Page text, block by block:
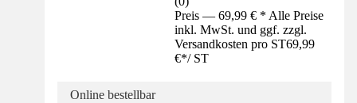
Preis — 69,99 € * Alle Preise
inkl. MwSt. und ggf. zzgl.
Versandkosten pro ST69,99
€*/ ST
Online bestellbar